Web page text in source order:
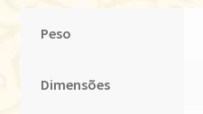
Peso
Dimensões